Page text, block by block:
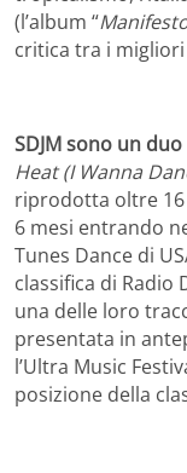
(l’album “
critica tra i migliori
SDJM sono un
Heat (I Wanna
riprodotta oltre
6 mesi entrando
Tunes Dance di
classifica di Radio
una delle loro
presentata in
l’Ultra Music
posizione della